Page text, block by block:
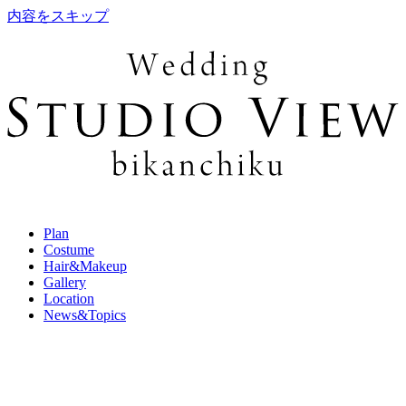
内容をスキップ
Plan
Costume
Hair&Makeup
Gallery
Location
News&Topics